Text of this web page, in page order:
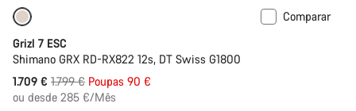
Comparar
Grizl 7 ESC
Shimano GRX RD-RX822 12s, DT Swiss G1800
1.709 € Preço
Original
1.799 € Poupas 90 €
ou desde 285 €/Mês